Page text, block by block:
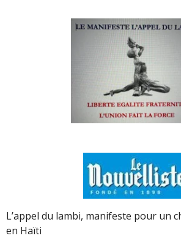
L’appel du lambi, manifeste pour un
en Haïti